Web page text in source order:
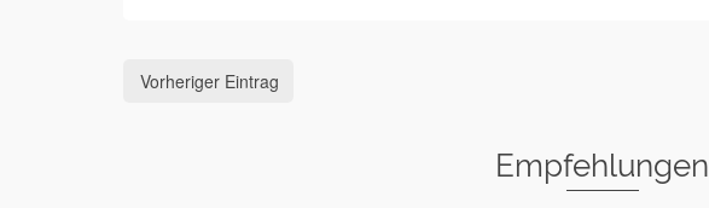
Vorheriger Eintrag
Empfehlungen